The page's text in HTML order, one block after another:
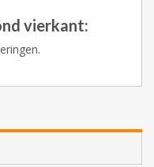
vierkant: